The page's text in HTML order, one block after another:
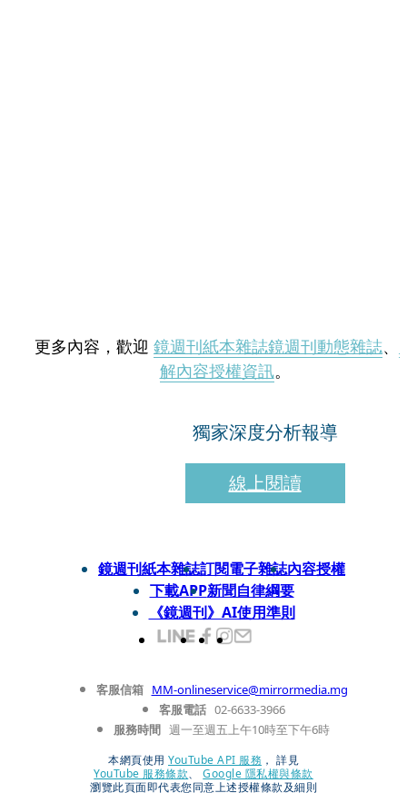
更多內容，歡迎 鏡週刊紙本雜誌鏡週刊動態雜誌、
解內容授權資訊。
獨家深度分析報導
線上閱讀
鏡週刊紙本雜誌訂閱電子雜誌內容授權
下載APP新聞自律綱要
《鏡週刊》AI使用準則
客服信箱 MM-onlineservice@mirrormedia.mg
客服電話 02-6633-3966
服務時間 週一至週五上午10時至下午6時
本網頁使用 YouTube API 服務 ， 詳見
YouTube 服務條款、
Google 隱私權與條款
瀏覽此頁面即代表您同意上述授權條款及細則